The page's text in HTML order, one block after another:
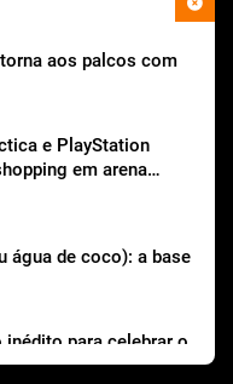
aos palcos com
e PlayStation
em arena
água de coco): a base
para celebrar o